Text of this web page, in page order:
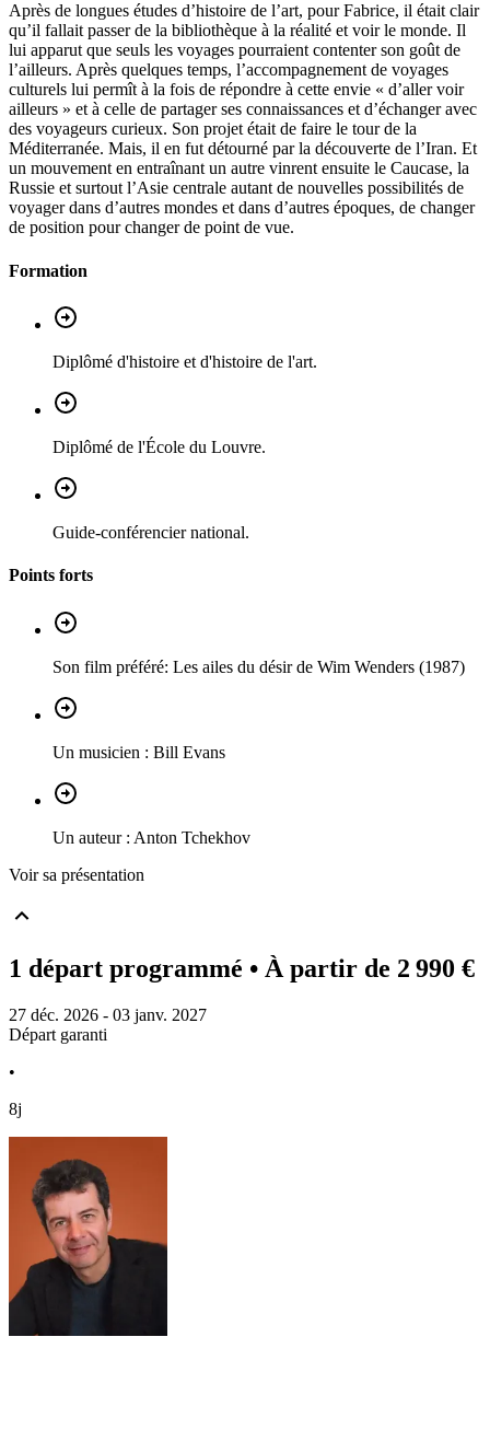
Après de longues études d’histoire de l’art, pour Fabrice, il était clair
qu’il fallait passer de la bibliothèque à la réalité et voir le monde. Il
lui apparut que seuls les voyages pourraient contenter son goût de
l’ailleurs. Après quelques temps, l’accompagnement de voyages
culturels lui permît à la fois de répondre à cette envie « d’aller voir
ailleurs » et à celle de partager ses connaissances et d’échanger avec
des voyageurs curieux. Son projet était de faire le tour de la
Méditerranée. Mais, il en fut détourné par la découverte de l’Iran. Et
un mouvement en entraînant un autre vinrent ensuite le Caucase, la
Russie et surtout l’Asie centrale autant de nouvelles possibilités de
voyager dans d’autres mondes et dans d’autres époques, de changer
de position pour changer de point de vue.
Formation
Diplômé d'histoire et d'histoire de l'art.
Diplômé de l'École du Louvre.
Guide-conférencier national.
Points forts
Son film préféré: Les ailes du désir de Wim Wenders (1987)
Un musicien : Bill Evans
Un auteur : Anton Tchekhov
Voir sa présentation
1 départ programmé • À partir de 2 990 €
27 déc. 2026 - 03 janv. 2027
Départ garanti
•
8j